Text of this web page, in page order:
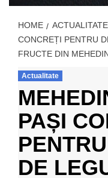
HOME ACTUALITATE
CONCREȚI PENTRU
FRUCTE DIN
Actualitate
PAȘI
DE